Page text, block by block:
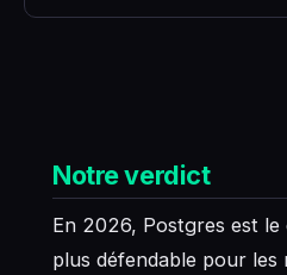
Notre verdict
En 2026, Postgres est
plus défendable pour les